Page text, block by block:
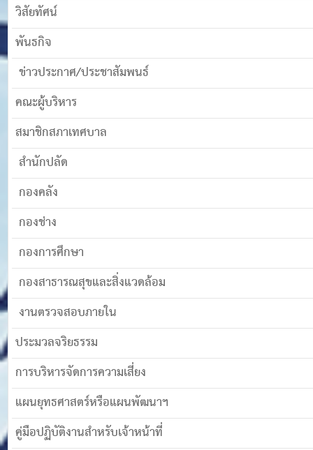
วิสัยทัศน์
พันธกิจ
ข่าวประกาศ/ประชาสัมพนธ์
คณะผู้บริหาร
สมาชิกสภาเทศบาล
สำนักปลัด
กองคลัง
กองช่าง
กองการศึกษา
กองสาธารณสุขและสิ่งแวดล้อม
งานตรวจสอบภายใน
ประมวลจริยธรรม
การบริหารจัดการความเสี่ยง
แผนยุทธศาสตร์หรือแผนพัฒนาฯ
คู่มือปฏิบัติงานสำหรับเจ้าหน้าที่